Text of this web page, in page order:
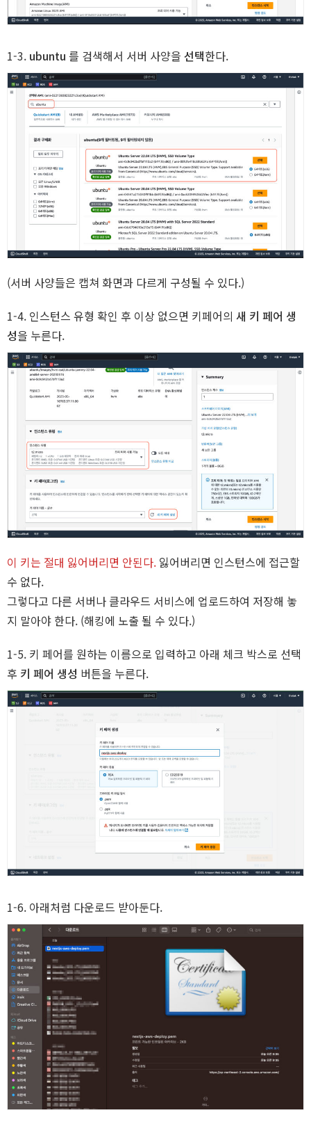
1-3. ubuntu 를 검색해서 서버 사양을 선택한다.
(서버 사양들은 캡쳐 화면과 다르게 구성될 수 있다.)
1-4. 인스턴스 유형 확인 후 이상 없으면 키페어의 새 키 페어 생
성을 누른다.
이 키는 절대 잃어버리면 안된다. 잃어버리면 인스턴스에 접근할
수 없다.
그렇다고 다른 서버나 클라우드 서비스에 업로드하여 저장해 놓
지 말아야 한다. (해킹에 노출 될 수 있다.)
1-5. 키 페어를 원하는 이름으로 입력하고 아래 체크 박스로 선택
후 키 페어 생성 버튼을 누른다.
1-6. 아래처럼 다운로드 받아둔다.